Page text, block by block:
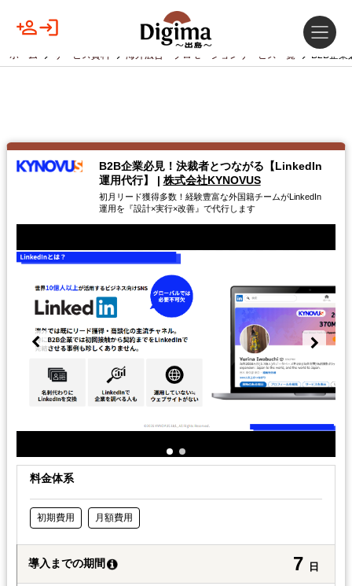
ホーム サービス資料 海外広告・プロモーションサービス一覧 B2B企業
B2B企業必見！決裁者とつながる【LinkedIn
運用代行】 | 株式会社KYNOVUS
初月リード獲得多数！経験豊富な外国籍チームがLinkedIn
運用を『設計×実行×改善』で代行します
料金体系
初期費用 月額費用
導入までの期間 7 日